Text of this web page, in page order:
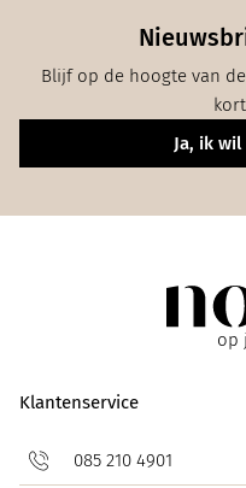
Blijf op de hoogte van
Ja, ik
op
Klantenservice
085 210 4901